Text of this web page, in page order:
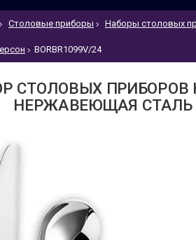
Столовые приборы Наборы столовых
BORBR1099V/24
СТОЛОВЫХ ПРИБОРОВ
НЕРЖАВЕЮЩАЯ СТАЛЬ